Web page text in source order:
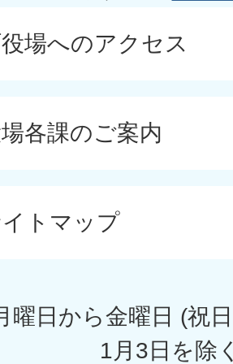
場へのアクセス
各課のご案内
トマップ
曜日から金曜日 (祝
1月3日を除